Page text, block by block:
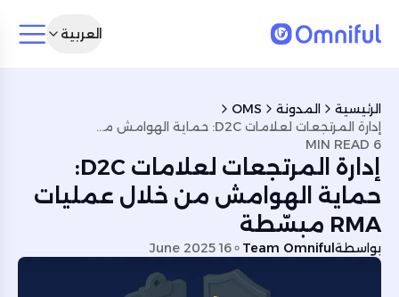
العربية
الرئيسية المدونة
OMS
إدارة المرتجعات لعلامات D2C: حماية الهوامش من خلال عمليات RMA مبسّطة
6 MIN READ
إدارة المرتجعات لعلامات D2C:
حماية الهوامش من خلال عمليات
RMA مبسّطة
بواسطةTeam Omniful
16 June 2025